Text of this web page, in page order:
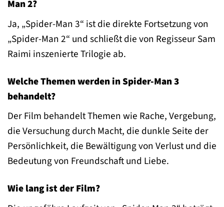
Man 2?
Ja, „Spider-Man 3“ ist die direkte Fortsetzung von
„Spider-Man 2“ und schließt die von Regisseur Sam
Raimi inszenierte Trilogie ab.
Welche Themen werden in Spider-Man 3
behandelt?
Der Film behandelt Themen wie Rache, Vergebung,
die Versuchung durch Macht, die dunkle Seite der
Persönlichkeit, die Bewältigung von Verlust und die
Bedeutung von Freundschaft und Liebe.
Wie lang ist der Film?